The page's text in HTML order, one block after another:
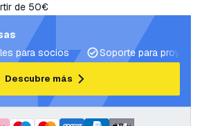
de 50€
para socios
Soporte para
Descubre más